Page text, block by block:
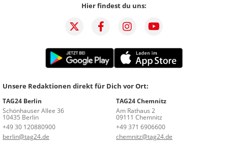
Hier findest du uns:
Unsere Redaktionen direkt für Dich vor Ort:
TAG24 Berlin
Schönhauser Allee 36
10435 Berlin
+49 30 120880900
berlin@tag24.de
TAG24 Chemnitz
Am Rathaus 2
09111 Chemnitz
+49 371 6906600
chemnitz@tag24.de